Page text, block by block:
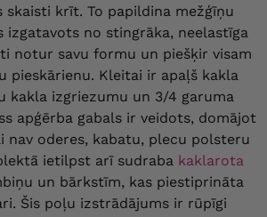
apkārtmērs 140 cm, gūžas apkārtmērs
108 cm , piedurknes garums
, bicepss 46 cm, krūšu apkārtmērs
cm, gūžas apkārtmērs 152 cm, garums
50 cm
, bicepss
apkārtmērs 144 cm , gūžas apkārtmērs
cm, garums 108 cm, piedurknes garums
46 cm
, Krūšu apkārtmērs
cm, gūžas apkārtmērs 154 cm, garums
cm, piedurknes garums 50 cm, bicepss
cm
skaisti krīt. To papildina mežģīņu
izgatavots no stingrāka, neelastīga
notur savu formu un piešķir visam
pieskārienu. Kleitai ir apaļš kakla
kakla izgriezumu un 3/4 garuma
apģērba gabals ir veidots, domājot
oderes, kabatu, plecu polsteru
ietilpst arī sudraba kaklarota
un bārkstīm, kas piestiprināta
Šis poļu izstrādājums ir rūpīgi